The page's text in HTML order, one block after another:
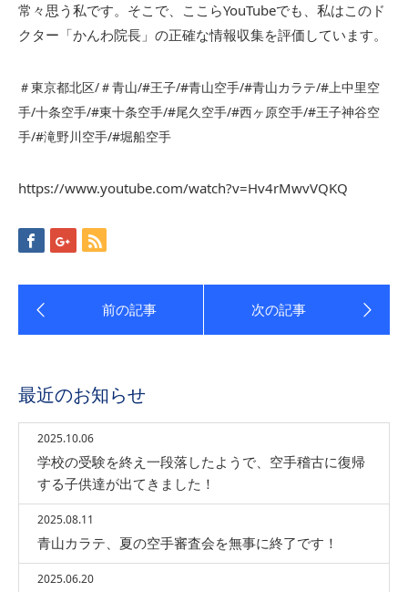
常々思う私です。そこで、ここらYouTubeでも、私はこのド
クター「かんわ院長」の正確な情報収集を評価しています。
＃東京都北区/＃青山/#王子/#青山空手/#青山カラテ/#上中里空
手/十条空手/#東十条空手/#尾久空手/#西ヶ原空手/#王子神谷空
手/#滝野川空手/#堀船空手
https://www.youtube.com/watch?v=Hv4rMwvVQKQ
最近のお知らせ
2025.10.06
学校の受験を終え一段落したようで、空手稽古に復帰
する子供達が出てきました！
2025.08.11
青山カラテ、夏の空手審査会を無事に終了です！
2025.06.20